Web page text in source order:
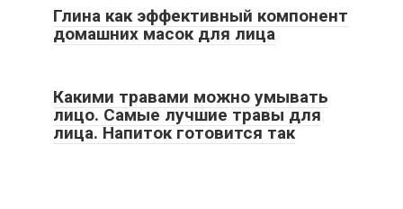
Глина как эффективный компонент
домашних масок для лица
Какими травами можно умывать
лицо. Самые лучшие травы для
лица. Напиток готовится так